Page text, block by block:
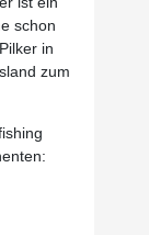
schon
in
zum